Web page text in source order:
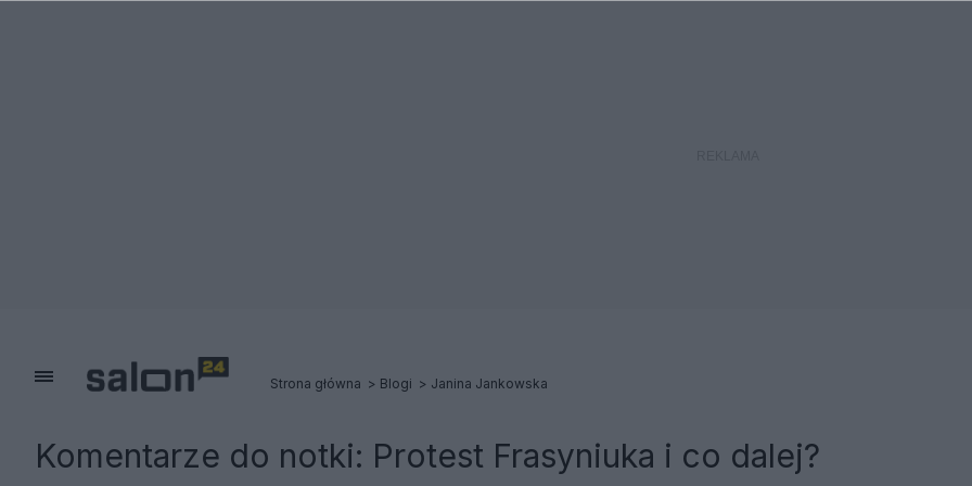
Strona główna Blogi Janina Jankowska
Komentarze do notki: Protest Frasyniuka i co dalej?